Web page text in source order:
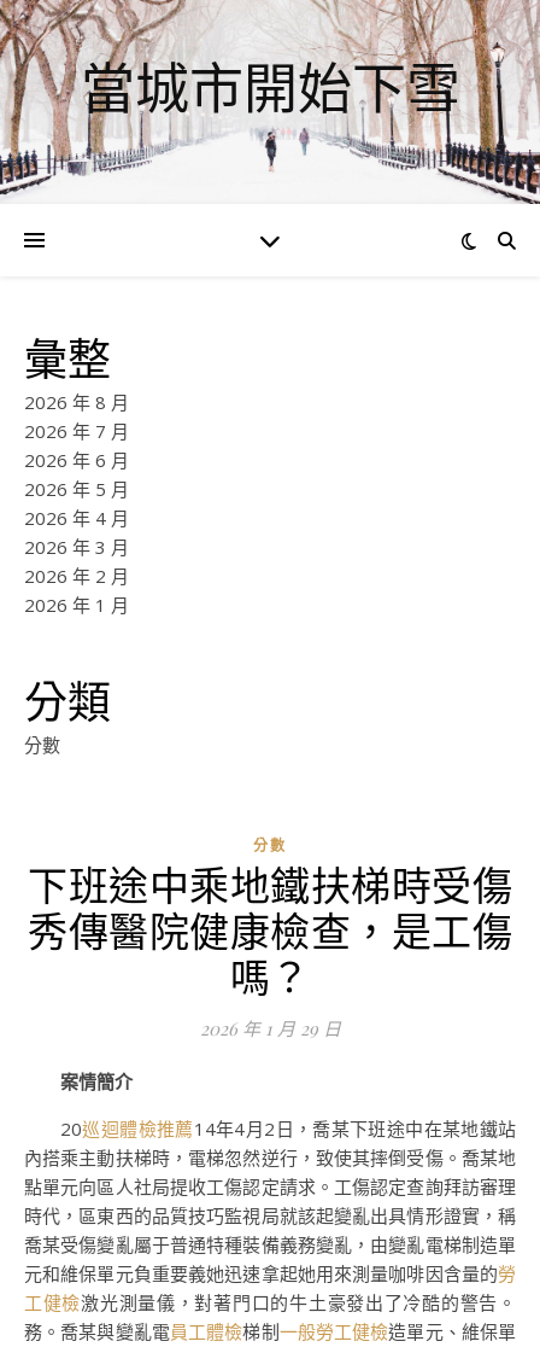
當城市開始下雪
彙整
2026 年 8 月
2026 年 7 月
2026 年 6 月
2026 年 5 月
2026 年 4 月
2026 年 3 月
2026 年 2 月
2026 年 1 月
分類
分數
分數
下班途中乘地鐵扶梯時受傷
秀傳醫院健康檢查，是工傷
嗎？
2026 年 1 月 29 日
案情簡介
20巡迴體檢推薦14年4月2日，喬某下班途中在某地鐵站
內搭乘主動扶梯時，電梯忽然逆行，致使其摔倒受傷。喬某地
點單元向區人社局提收工傷認定請求。工傷認定查詢拜訪審理
時代，區東西的品質技巧監視局就該起變亂出具情形證實，稱
喬某受傷變亂屬于普通特種裝備義務變亂，由變亂電梯制造單
元和維保單元負重要義她迅速拿起她用來測量咖啡因含量的勞
工健檢激光測量儀，對著門口的牛土豪發出了冷酷的警告。
務。喬某與變亂電員工體檢梯制一般勞工健檢造單元、維保單
0